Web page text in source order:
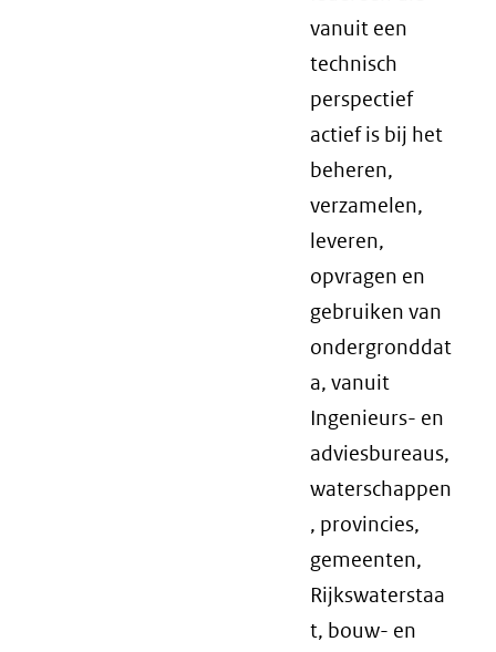
vanuit een
technisch
perspectief
actief is bij het
beheren,
verzamelen,
leveren,
opvragen en
gebruiken van
ondergronddat
a, vanuit
Ingenieurs- en
adviesbureaus,
waterschappen
, provincies,
gemeenten,
Rijkswaterstaa
t, bouw- en